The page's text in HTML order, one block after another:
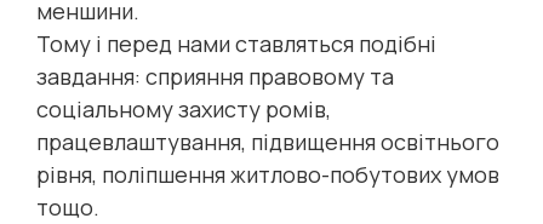
меншини.
Тому і перед нами ставляться подібні
завдання: сприяння правовому та
соціальному захисту ромів,
працевлаштування, підвищення освітнього
рівня, поліпшення житлово-побутових умов
тощо.